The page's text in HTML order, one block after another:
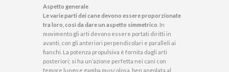
Aspetto generale
Le varie parti dei cane devono essere proporzionate
tra loro, così da dare un aspetto simmetrico . In
movimento gli arti devono essere portati diritti in
avanti, con gli anteriori perpendicolari e paralleli ai
fianchi. La potenza propulsiva è fornita dagli arti
posteriori; si ha un’azione perfetta nei cani con
femore lungo e gamba muscolosa, ben angolata al